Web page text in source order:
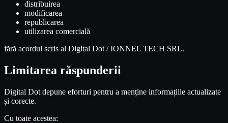
distribuirea
modificarea
republicarea
utilizarea comercială
fără acordul scris al Digital Dot / IONNEL TECH SRL.
Limitarea răspunderii
Digital Dot depune eforturi pentru a menține informațiile actualizate
și corecte.
Cu toate acestea: